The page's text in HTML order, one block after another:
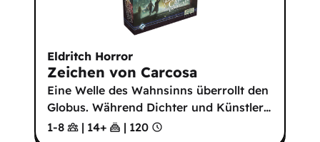
Eldritch Horror
Zeichen von Carcosa
Eine Welle des Wahnsinns überrollt den
Globus. Während Dichter und Künstler…
1-8
| 14+ | 120